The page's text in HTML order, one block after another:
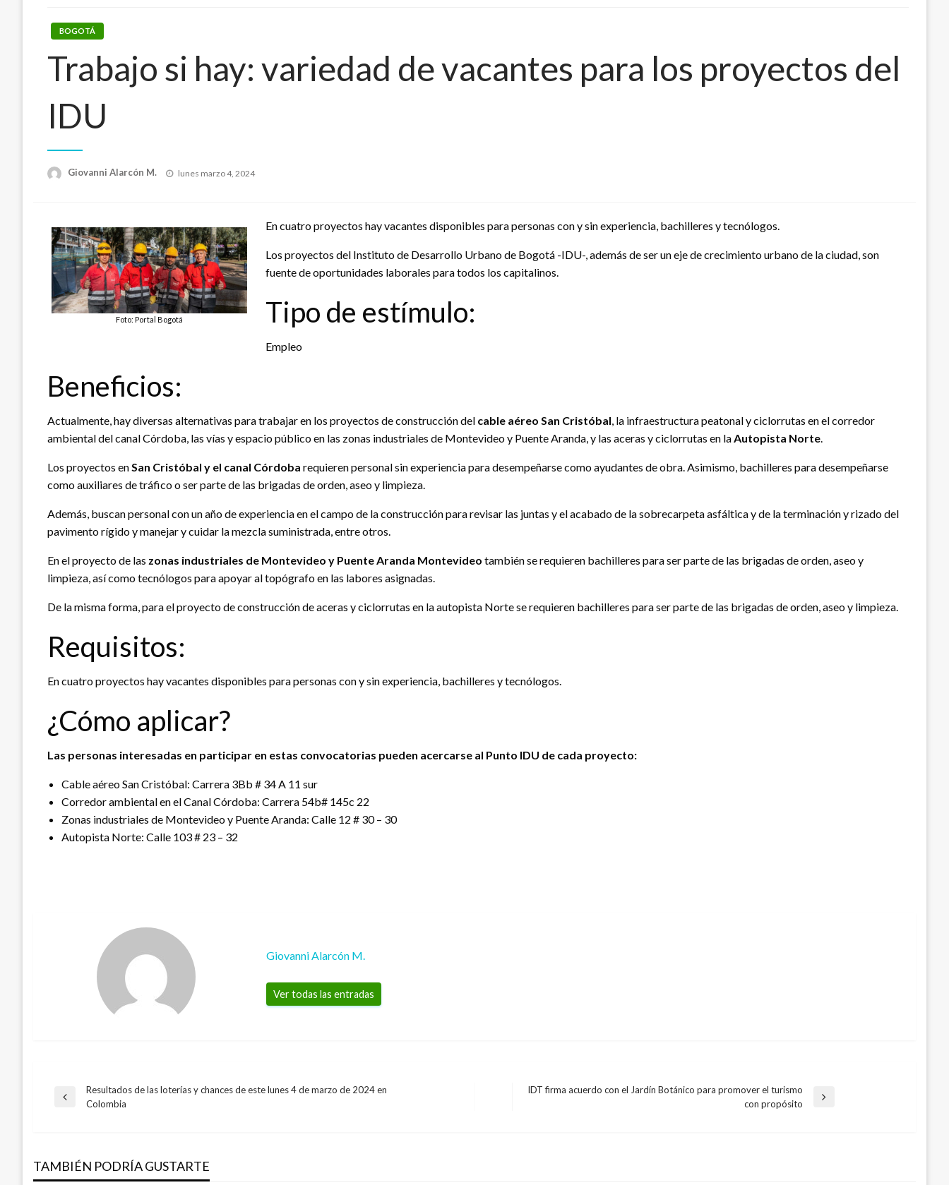
BOGOTÁ
Trabajo si hay: variedad de vacantes para los proyectos del
IDU
Giovanni Alarcón M.
Publicado
lunes marzo 4, 2024
Foto: Portal Bogotá
En cuatro proyectos hay vacantes disponibles para personas con y sin experiencia, bachilleres y tecnólogos.
Los proyectos del Instituto de Desarrollo Urbano de Bogotá -IDU-, además de ser un eje de crecimiento urbano de la ciudad, son
fuente de oportunidades laborales para todos los capitalinos.
Tipo de estímulo:
Empleo
Beneficios:
Actualmente, hay diversas alternativas para trabajar en los proyectos de construcción del cable aéreo San Cristóbal, la infraestructura peatonal y ciclorrutas en el corredor
ambiental del canal Córdoba, las vías y espacio público en las zonas industriales de Montevideo y Puente Aranda, y las aceras y ciclorrutas en laAutopista Norte.
Los proyectos enSan Cristóbal y el canal Córdoba requieren personal sin experiencia para desempeñarse como ayudantes de obra. Asimismo, bachilleres para desempeñarse
como auxiliares de tráfico o ser parte de las brigadas de orden, aseo y limpieza.
Además, buscan personal con un año de experiencia en el campo de la construcción para revisar las juntas y el acabado de la sobrecarpeta asfáltica y de la terminación y rizado del
pavimento rígido y manejar y cuidar la mezcla suministrada, entre otros.
En el proyecto de las zonas industriales de Montevideo y Puente Aranda Montevideo también se requieren bachilleres para ser parte de las brigadas de orden, aseo y
limpieza, así como tecnólogos para apoyar al topógrafo en las labores asignadas.
De la misma forma, para el proyecto de construcción de aceras y ciclorrutas en la autopista Norte se requieren bachilleres para ser parte de las brigadas de orden, aseo y limpieza.
Requisitos:
En cuatro proyectos hay vacantes disponibles para personas con y sin experiencia, bachilleres y tecnólogos.
¿Cómo aplicar?
Las personas interesadas en participar en estas convocatorias pueden acercarse al Punto IDU de cada proyecto:
Cable aéreo San Cristóbal: Carrera 3Bb # 34 A 11 sur
Corredor ambiental en el Canal Córdoba: Carrera 54b# 145c 22
Zonas industriales de Montevideo y Puente Aranda: Calle 12 # 30 – 30
Autopista Norte: Calle 103 # 23 – 32
Giovanni Alarcón M.
Ver todas las entradas
Navegación
Entrada
Resultados de las loterías y chances de este lunes 4 de marzo de 2024 en
Colombia
IDT firma acuerdo con el Jardín Botánico para promover el turismo
con propósito
TAMBIÉN PODRÍA GUSTARTE